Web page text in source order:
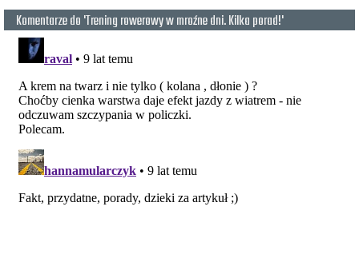
dużo watów, ale...
Komentarze do 'Trening rowerowy w mroźne dni. Kilka porad!'